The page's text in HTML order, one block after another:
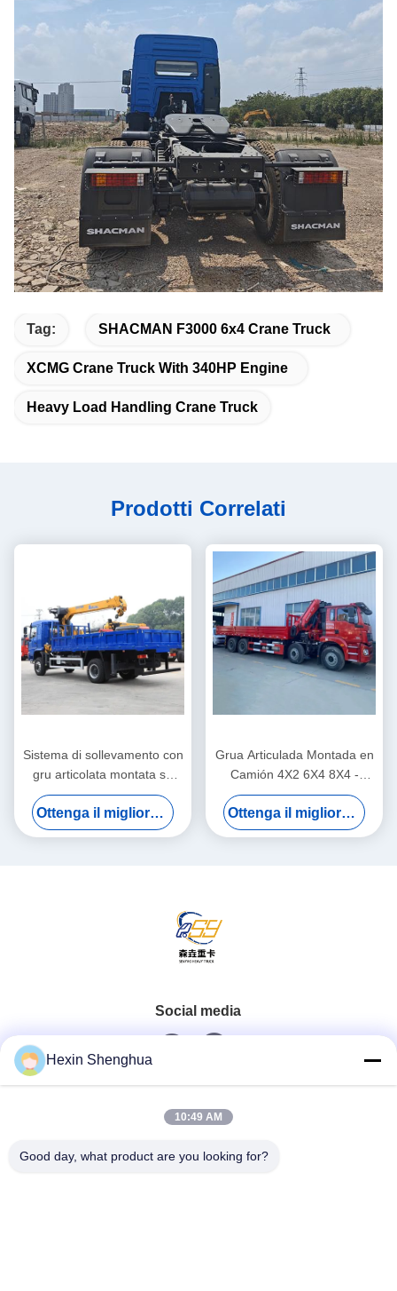
Tag: SHACMAN F3000 6x4 Crane Truck
XCMG Crane Truck With 340HP Engine
Heavy Load Handling Crane Truck
Prodotti Correlati
Sistema di sollevamento con
gru articolata montata su
camion con braccio dritto
idraulico destro da 7
tonnellate
Ottenga il migliore prezzo
Grua Articulada Montada en
Camión 4X2 6X4 8X4 -
Camión Grúa Plataforma de
2 a 220 ToneladasOttenga il migliore prezzo
Social media
Contatto rapido
Hexin Shenghua
10:49 AM
Good day, what product are you looking for?